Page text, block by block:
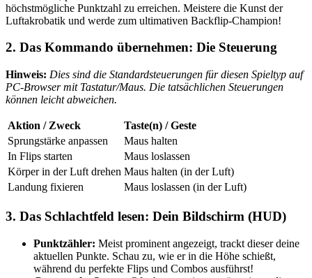
höchstmögliche Punktzahl zu erreichen. Meistere die Kunst der
Luftakrobatik und werde zum ultimativen Backflip-Champion!
2. Das Kommando übernehmen: Die Steuerung
Hinweis: Dies sind die Standardsteuerungen für diesen Spieltyp auf
PC-Browser mit Tastatur/Maus. Die tatsächlichen Steuerungen
können leicht abweichen.
Aktion / Zweck
Taste(n) / Geste
Sprungstärke anpassen
Maus halten
In Flips starten
Maus loslassen
Körper in der Luft drehen Maus halten (in der Luft)
Landung fixieren
Maus loslassen (in der Luft)
3. Das Schlachtfeld lesen: Dein Bildschirm (HUD)
Punktzähler: Meist prominent angezeigt, trackt dieser deine
aktuellen Punkte. Schau zu, wie er in die Höhe schießt,
während du perfekte Flips und Combos ausführst!